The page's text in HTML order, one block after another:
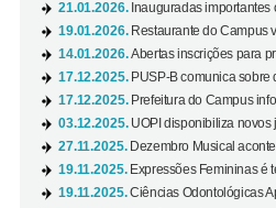
21.01.2026. Inauguradas
19.01.2026. Restaurante do Campus
14.01.2026.Abertas inscrições para
17.12.2025. PUSP-B comunica sobre
17.12.2025. Prefeitura do Campus
03.12.2025. UOPI disponibiliza novos
27.11.2025. Dezembro Musical
19.11.2025. Expressões Femininas é
19.11.2025.Ciências Odontológicas